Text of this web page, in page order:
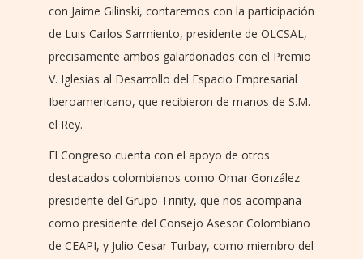
con Jaime Gilinski, contaremos con la participación
de Luis Carlos Sarmiento, presidente de OLCSAL,
precisamente ambos galardonados con el Premio
V. Iglesias al Desarrollo del Espacio Empresarial
Iberoamericano, que recibieron de manos de S.M.
el Rey.
El Congreso cuenta con el apoyo de otros
destacados colombianos como Omar González
presidente del Grupo Trinity, que nos acompaña
como presidente del Consejo Asesor Colombiano
de CEAPI, y Julio Cesar Turbay, como miembro del